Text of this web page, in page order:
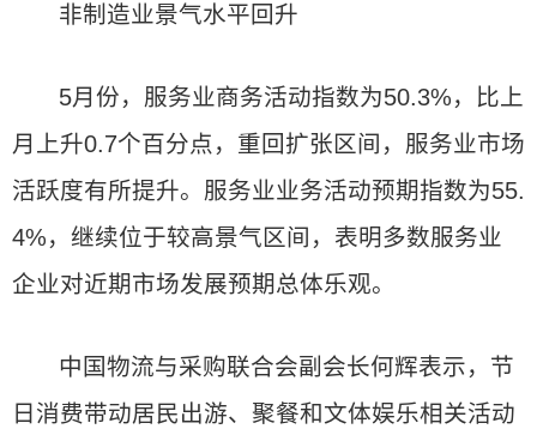
非制造业景气水平回升
5月份，服务业商务活动指数为50.3%，比上
月上升0.7个百分点，重回扩张区间，服务业市场
活跃度有所提升。服务业业务活动预期指数为55.
4%，继续位于较高景气区间，表明多数服务业
企业对近期市场发展预期总体乐观。
中国物流与采购联合会副会长何辉表示，节
日消费带动居民出游、聚餐和文体娱乐相关活动